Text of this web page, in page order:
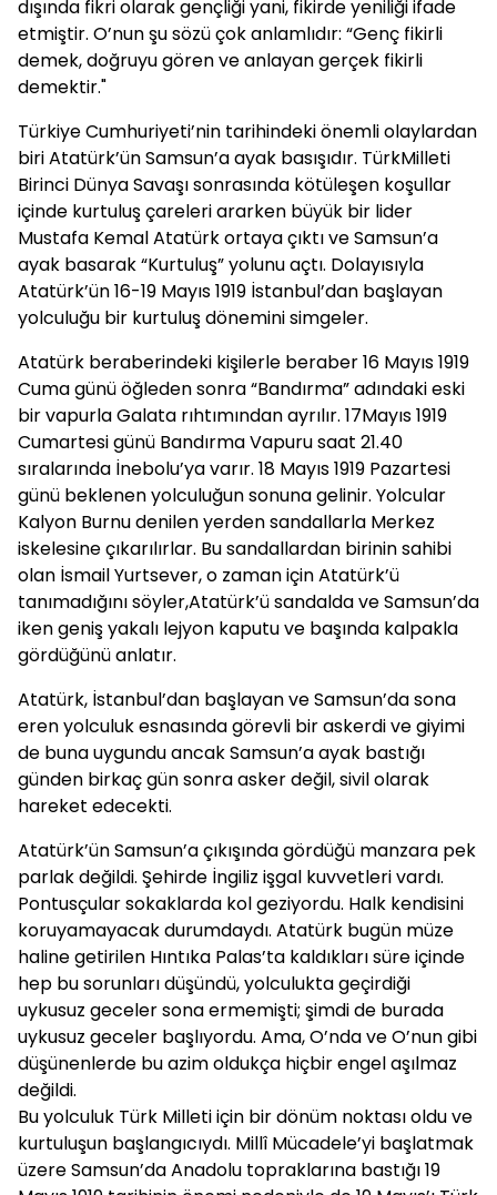
dışında fikri olarak gençliği yani, fikirde yeniliği ifade
etmiştir. O’nun şu sözü çok anlamlıdır: “Genç fikirli
demek, doğruyu gören ve anlayan gerçek fikirli
demektir."
Türkiye Cumhuriyeti’nin tarihindeki önemli olaylardan
biri Atatürk’ün Samsun’a ayak basışıdır. TürkMilleti
Birinci Dünya Savaşı sonrasında kötüleşen koşullar
içinde kurtuluş çareleri ararken büyük bir lider
Mustafa Kemal Atatürk ortaya çıktı ve Samsun’a
ayak basarak “Kurtuluş” yolunu açtı. Dolayısıyla
Atatürk’ün 16-19 Mayıs 1919 İstanbul’dan başlayan
yolculuğu bir kurtuluş dönemini simgeler.
Atatürk beraberindeki kişilerle beraber 16 Mayıs 1919
Cuma günü öğleden sonra “Bandırma” adındaki eski
bir vapurla Galata rıhtımından ayrılır. 17Mayıs 1919
Cumartesi günü Bandırma Vapuru saat 21.40
sıralarında İnebolu’ya varır. 18 Mayıs 1919 Pazartesi
günü beklenen yolculuğun sonuna gelinir. Yolcular
Kalyon Burnu denilen yerden sandallarla Merkez
iskelesine çıkarılırlar. Bu sandallardan birinin sahibi
olan İsmail Yurtsever, o zaman için Atatürk’ü
tanımadığını söyler,Atatürk’ü sandalda ve Samsun’da
iken geniş yakalı lejyon kaputu ve başında kalpakla
gördüğünü anlatır.
Atatürk, İstanbul’dan başlayan ve Samsun’da sona
eren yolculuk esnasında görevli bir askerdi ve giyimi
de buna uygundu ancak Samsun’a ayak bastığı
günden birkaç gün sonra asker değil, sivil olarak
hareket edecekti.
Atatürk’ün Samsun’a çıkışında gördüğü manzara pek
parlak değildi. Şehirde İngiliz işgal kuvvetleri vardı.
Pontusçular sokaklarda kol geziyordu. Halk kendisini
koruyamayacak durumdaydı. Atatürk bugün müze
haline getirilen Hıntıka Palas’ta kaldıkları süre içinde
hep bu sorunları düşündü, yolculukta geçirdiği
uykusuz geceler sona ermemişti; şimdi de burada
uykusuz geceler başlıyordu. Ama, O’nda ve O’nun gibi
düşünenlerde bu azim oldukça hiçbir engel aşılmaz
değildi.
Bu yolculuk Türk Milleti için bir dönüm noktası oldu ve
kurtuluşun başlangıcıydı. Millî Mücadele’yi başlatmak
üzere Samsun’da Anadolu topraklarına bastığı 19